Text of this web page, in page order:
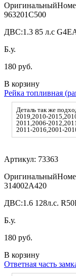
963201C500
ДВС:1.3 85 л.с
Б.у.
180 руб.
В корзину
Рейка топливная
Деталь так же
2019,2010-
2011,2006-
2011-2016,2001-
Артикул: 73363
314002A420
ДВС:1.6 128л.с.
Б.у.
180 руб.
В корзину
Ответная часть